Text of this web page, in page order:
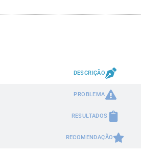
DESCRIÇÃO
PROBLEMA
RESULTADOS
RECOMENDAÇÃO